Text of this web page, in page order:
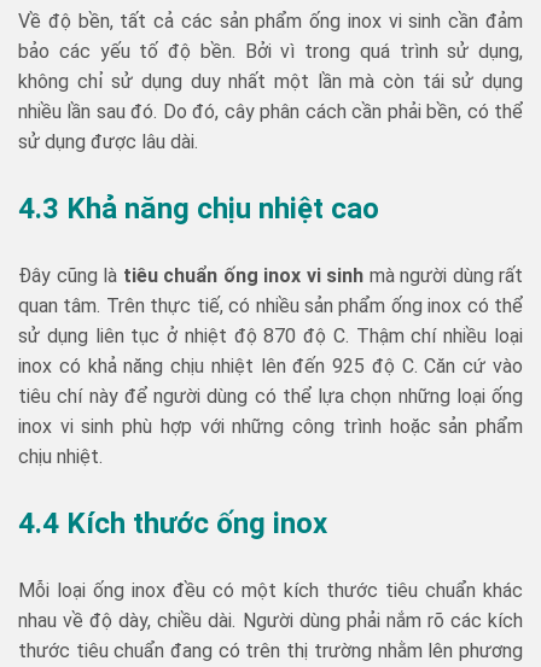
Về độ bền, tất cả các sản phẩm ống inox vi sinh cần đảm
bảo các yếu tố độ bền. Bởi vì trong quá trình sử dụng,
không chỉ sử dụng duy nhất một lần mà còn tái sử dụng
nhiều lần sau đó. Do đó, cây phân cách cần phải bền, có thể
sử dụng được lâu dài.
4.3 Khả năng chịu nhiệt cao
Đây cũng là tiêu chuẩn ống inox vi sinh mà người dùng rất
quan tâm. Trên thực tiế, có nhiều sản phẩm ống inox có thể
sử dụng liên tục ở nhiệt độ 870 độ C. Thậm chí nhiều loại
inox có khả năng chịu nhiệt lên đến 925 độ C. Căn cứ vào
tiêu chí này để người dùng có thể lựa chọn những loại ống
inox vi sinh phù hợp với những công trình hoặc sản phẩm
chịu nhiệt.
4.4 Kích thước ống inox
Mỗi loại ống inox đều có một kích thước tiêu chuẩn khác
nhau về độ dày, chiều dài. Người dùng phải nắm rõ các kích
thước tiêu chuẩn đang có trên thị trường nhằm lên phương